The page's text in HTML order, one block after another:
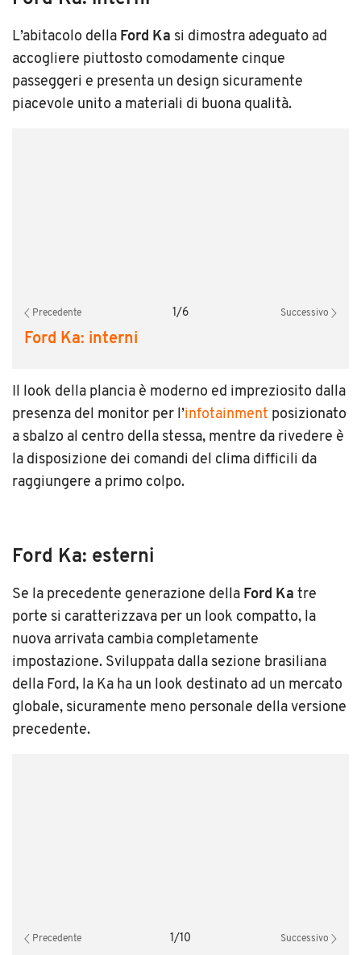
L’abitacolo della Ford Ka si dimostra adeguato ad
accogliere piuttosto comodamente cinque
passeggeri e presenta un design sicuramente
piacevole unito a materiali di buona qualità.
Precedente 1/6 Successivo
Ford Ka: interni
Il look della plancia è moderno ed impreziosito dalla
presenza del monitor per l’infotainment posizionato
a sbalzo al centro della stessa, mentre da rivedere è
la disposizione dei comandi del clima difficili da
raggiungere a primo colpo.
Ford Ka: esterni
Se la precedente generazione della Ford Ka tre
porte si caratterizzava per un look compatto, la
nuova arrivata cambia completamente
impostazione. Sviluppata dalla sezione brasiliana
della Ford, la Ka ha un look destinato ad un mercato
globale, sicuramente meno personale della versione
precedente.
Precedente 1/10 Successivo